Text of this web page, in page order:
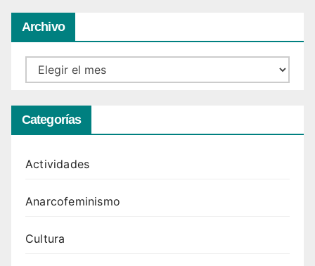
Archivo
Archivo
Categorías
Actividades
Anarcofeminismo
Cultura